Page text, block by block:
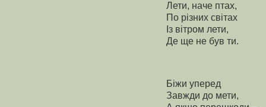
Лети, наче птах,
По різних світах
Із вітром лети,
Де ще не був ти.
Біжи уперед
Завжди до мети,